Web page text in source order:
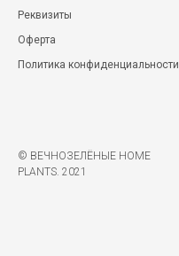
Реквизиты
Оферта
Политика конфиденциальности
© ВЕЧНОЗЕЛЁНЫЕ HOME
PLANTS. 2021